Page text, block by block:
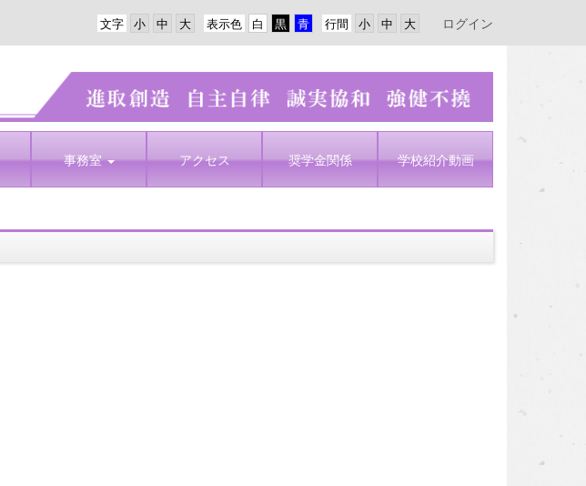
行間
表示色
文字 ログイン
事務室 アクセス 奨学金関係 学校紹介動画